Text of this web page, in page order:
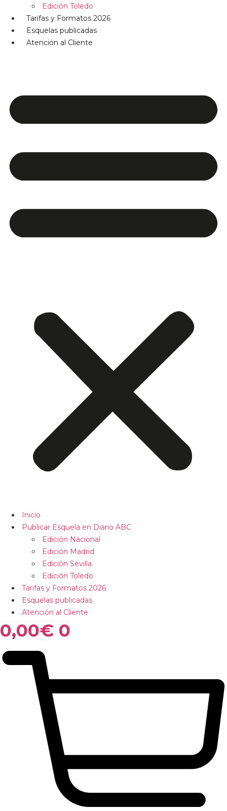
Edición Toledo
Tarifas y Formatos 2026
Esquelas publicadas
Atención al Cliente
Inicio
Publicar Esquela en Diario ABC
Edición Nacional
Edición Madrid
Edición Sevilla
Edición Toledo
Tarifas y Formatos 2026
Esquelas publicadas
Atención al Cliente
0,00€ 0